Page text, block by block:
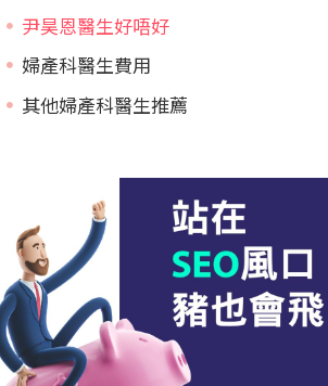
尹昊恩醫生好唔好
婦產科醫生費用
其他婦產科醫生推薦